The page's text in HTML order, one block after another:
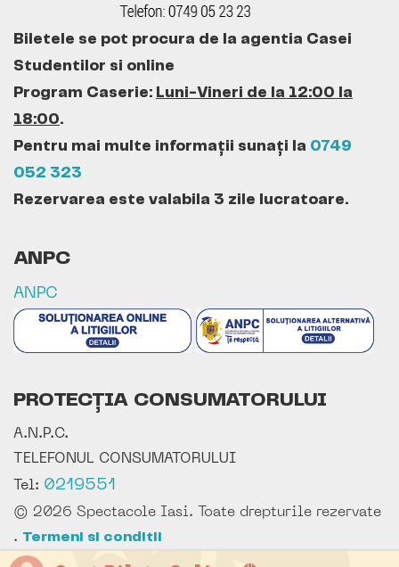
Biletele se pot procura de la agentia Casei
Studentilor si online
Program Caserie: Luni-Vineri de la 12:00 la
18:00.
Pentru mai multe informații sunați la 0749
052 323
Rezervarea este valabila 3 zile lucratoare.
ANPC
ANPC
PROTECȚIA CONSUMATORULUI
A.N.P.C.
TELEFONUL CONSUMATORULUI
Tel: 0219551
© 2026 Spectacole Iasi. Toate drepturile rezervate
. Termeni si conditii